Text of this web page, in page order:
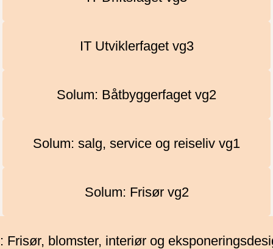
IT Utviklerfaget vg3
Solum: Båtbyggerfaget vg2
Solum: salg, service og reiseliv vg1
Solum: Frisør vg2
Frisør, blomster, interiør og